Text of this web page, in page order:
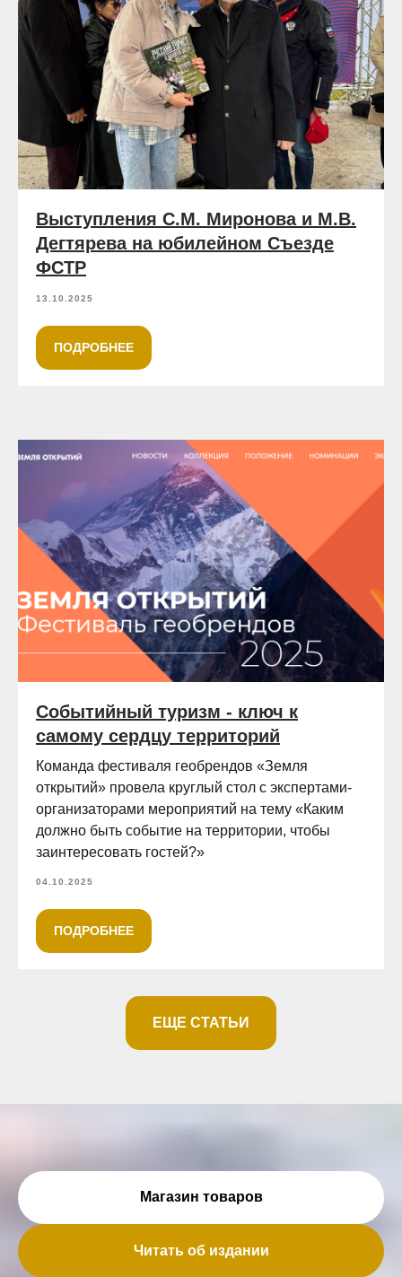
Выступления С.М. Миронова и М.В.
Дегтярева на юбилейном Съезде
ФСТР
13.10.2025
ПОДРОБНЕЕ
Событийный туризм - ключ к
самому сердцу территорий
Команда фестиваля геобрендов «Земля
открытий» провела круглый стол с экспертами-
организаторами мероприятий на тему «Каким
должно быть событие на территории, чтобы
заинтересовать гостей?»
04.10.2025
ПОДРОБНЕЕ
ЕЩЕ СТАТЬИ
Магазин товаров
Читать об издании